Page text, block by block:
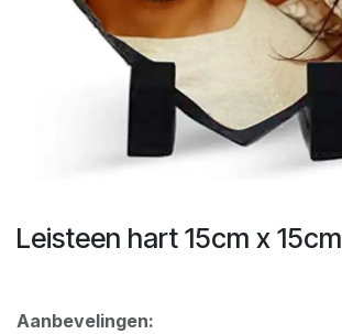
Leisteen hart 15cm x 15cm
Aanbevelingen: